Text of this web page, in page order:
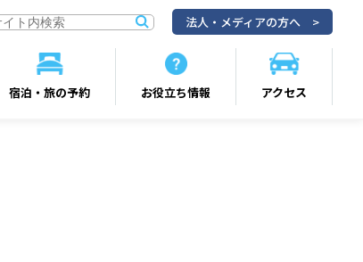
宿泊・旅の予約 お役立ち情報 アクセス
法人・メディアの方へ